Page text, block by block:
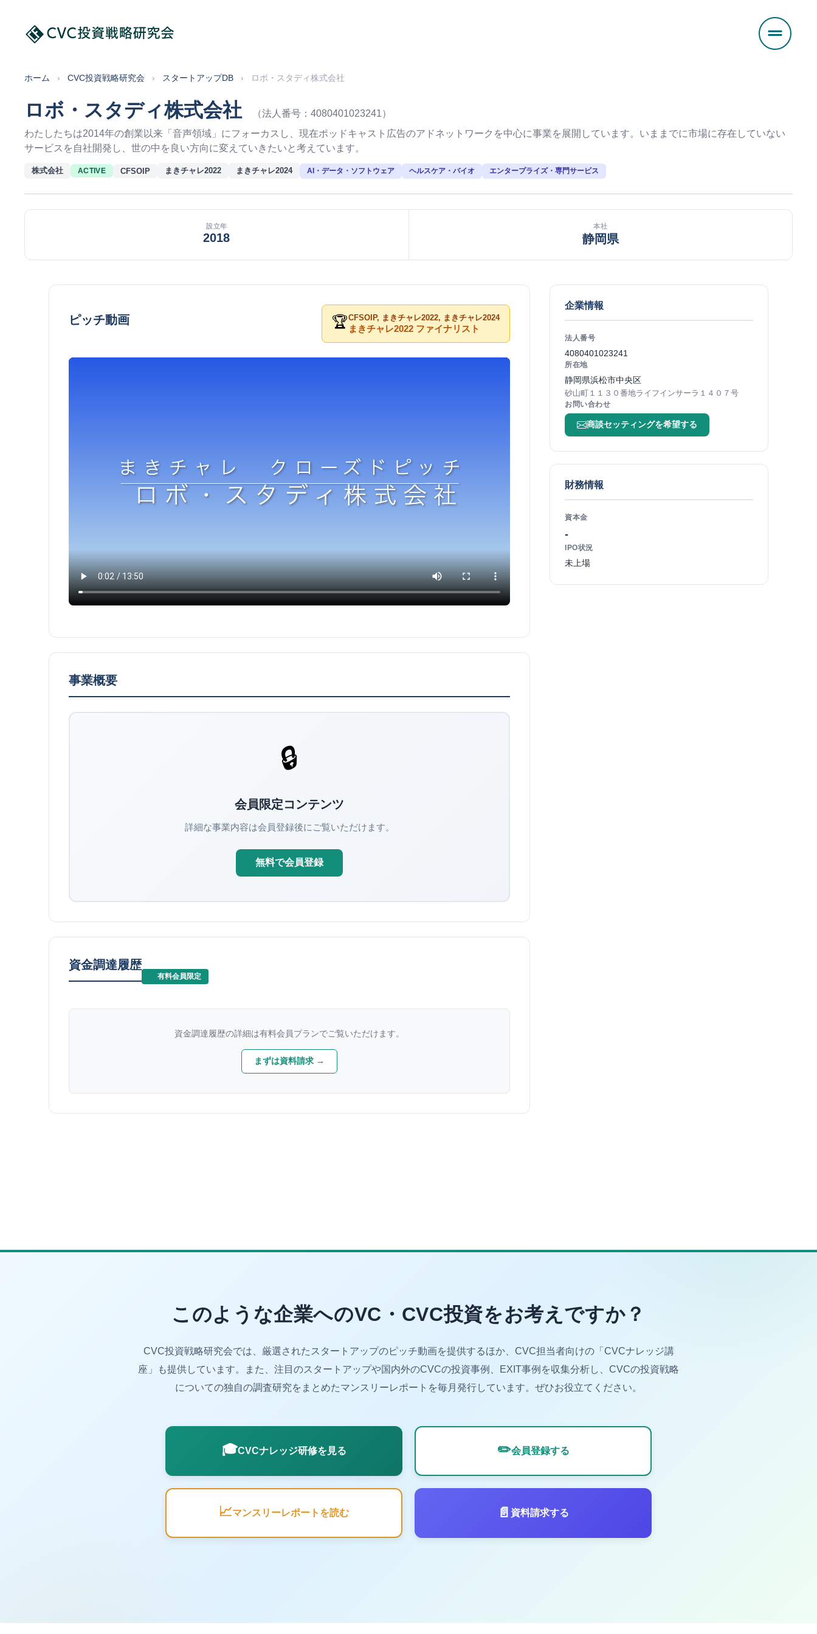
ホーム › CVC投資戦略研究会 › スタートアップDB › ロボ・スタディ株式会社
ロボ・スタディ株式会社
（法人番号：4080401023241）
わたしたちは2014年の創業以来「音声領域」にフォーカスし、現在ポッドキャスト広告のアドネットワークを中心に事業を展開しています。いままでに市場に存在していない
サービスを自社開発し、世の中を良い方向に変えていきたいと考えています。
株式会社 ACTIVE CFSOIP まきチャレ2022 まきチャレ2024 AI・データ・ソフトウェア ヘルスケア・バイオ エンタープライズ・専門サービス
設立年
2018
本社
静岡県
ピッチ動画 🏆CFSOIP, まきチャレ2022, まきチャレ2024
まきチャレ2022 ファイナリスト
事業概要
🔒
会員限定コンテンツ
詳細な事業内容は会員登録後にご覧いただけます。
無料で会員登録
資金調達履歴
有料会員限定
資金調達履歴の詳細は有料会員プランでご覧いただけます。
まずは資料請求 →
企業情報
法人番号
4080401023241
所在地
静岡県浜松市中央区
砂山町１１３０番地ライフインサーラ１４０７号
お問い合わせ
商談セッティングを希望する
財務情報
資本金
-
IPO状況
未上場
このような企業へのVC・CVC投資をお考えですか？
CVC投資戦略研究会では、厳選されたスタートアップのピッチ動画を提供するほか、CVC担当者向けの「CVCナレッジ講
座」も提供しています。また、注目のスタートアップや国内外のCVCの投資事例、EXIT事例を収集分析し、CVCの投資戦略
についての独自の調査研究をまとめたマンスリーレポートを毎月発行しています。ぜひお役立てください。
🎓CVCナレッジ研修を見る ✏️会員登録する
📈マンスリーレポートを読む 📄 資料請求する